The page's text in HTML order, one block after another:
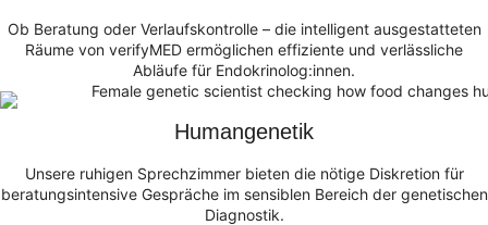
Ob Beratung oder Verlaufskontrolle – die intelligent ausgestatteten
Räume von verifyMED ermöglichen effiziente und verlässliche
Abläufe für Endokrinolog:innen.
Humangenetik
Unsere ruhigen Sprechzimmer bieten die nötige Diskretion für
beratungsintensive Gespräche im sensiblen Bereich der genetischen
Diagnostik.